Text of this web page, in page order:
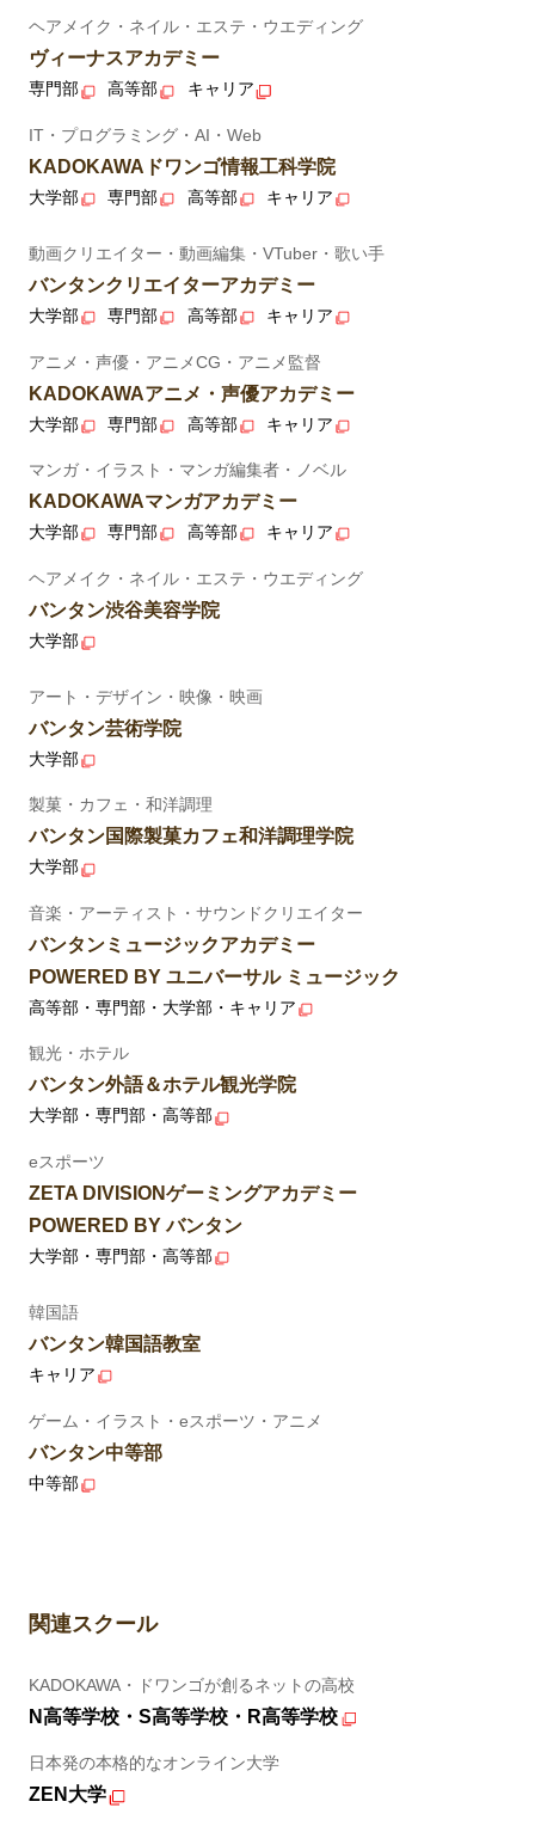
ヘアメイク・ネイル・エステ・ウエディング
ヴィーナスアカデミー
専門部 高等部 キャリア
IT・プログラミング・AI・Web
KADOKAWAドワンゴ情報工科学院
大学部 専門部 高等部 キャリア
動画クリエイター・動画編集・VTuber・歌い手
バンタンクリエイターアカデミー
大学部 専門部 高等部 キャリア
アニメ・声優・アニメCG・アニメ監督
KADOKAWAアニメ・声優アカデミー
大学部 専門部 高等部 キャリア
マンガ・イラスト・マンガ編集者・ノベル
KADOKAWAマンガアカデミー
大学部 専門部 高等部 キャリア
ヘアメイク・ネイル・エステ・ウエディング
バンタン渋谷美容学院
大学部
アート・デザイン・映像・映画
バンタン芸術学院
大学部
製菓・カフェ・和洋調理
バンタン国際製菓カフェ和洋調理学院
大学部
音楽・アーティスト・サウンドクリエイター
バンタンミュージックアカデミー
POWERED BY ユニバーサル ミュージック
高等部・専門部・大学部・キャリア
観光・ホテル
バンタン外語＆ホテル観光学院
大学部・専門部・高等部
eスポーツ
ZETA DIVISIONゲーミングアカデミー
POWERED BY バンタン
大学部・専門部・高等部
韓国語
バンタン韓国語教室
キャリア
ゲーム・イラスト・eスポーツ・アニメ
バンタン中等部
中等部
関連スクール
KADOKAWA・ドワンゴが創るネットの高校
N高等学校・S高等学校・R高等学校
日本発の本格的なオンライン大学
ZEN大学